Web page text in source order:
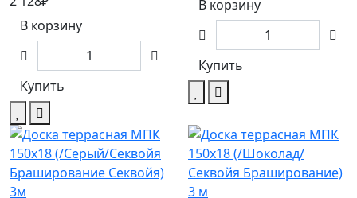
В корзину
Купить
В корзину
Купить